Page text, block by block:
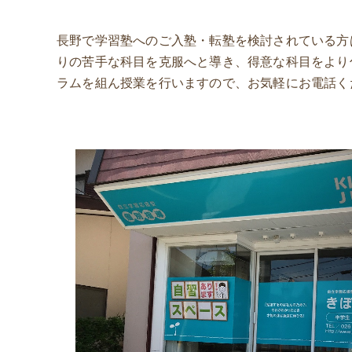
長野で学習塾へのご入塾・転塾を検討されている
りの苦手な科目を克服へと導き、得意な科目をよ
ラムを組ん授業を行いますので、お気軽にお電話